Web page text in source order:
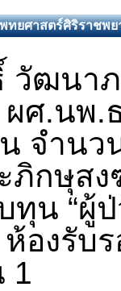
ศาสตร์ศิริราชพยา
วัฒนา
ศ.นพ.
น จำน
ภิกษุส
ทุน “ผู้
องรับ
1